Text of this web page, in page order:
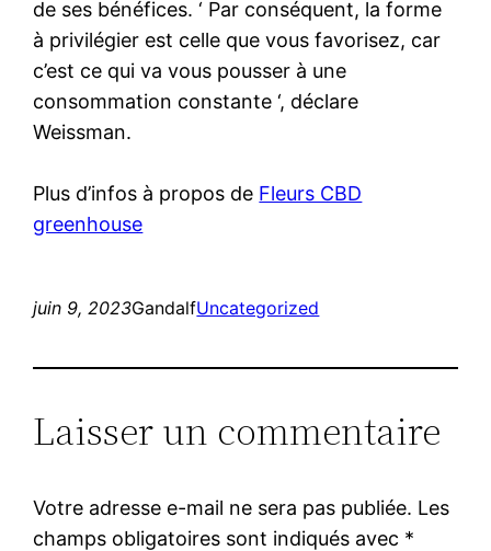
de ses bénéfices. ‘ Par conséquent, la forme
à privilégier est celle que vous favorisez, car
c’est ce qui va vous pousser à une
consommation constante ‘, déclare
Weissman.
Plus d’infos à propos de Fleurs CBD
greenhouse
juin 9, 2023GandalfUncategorized
Laisser un commentaire
Votre adresse e-mail ne sera pas publiée. Les
champs obligatoires sont indiqués avec *